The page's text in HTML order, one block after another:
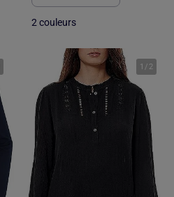
2 couleurs
1 / 2